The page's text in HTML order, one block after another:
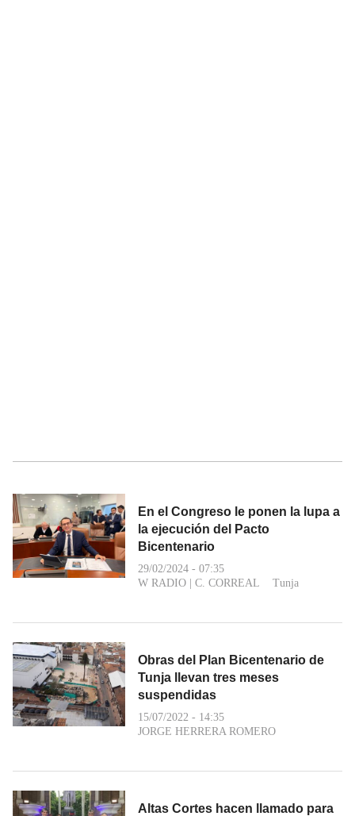
En el Congreso le ponen la lupa a
la ejecución del Pacto
Bicentenario
29/02/2024 - 07:35
W RADIO | C. CORREAL Tunja
Obras del Plan Bicentenario de
Tunja llevan tres meses
suspendidas
15/07/2022 - 14:35
JORGE HERRERA ROMERO
Altas Cortes hacen llamado para